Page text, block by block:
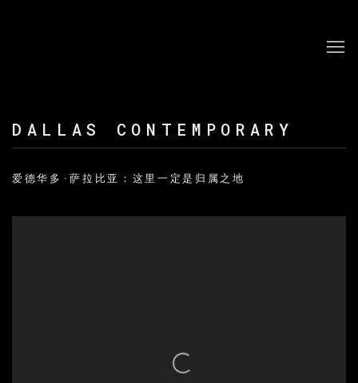
DALLAS CONTEMPORARY
爱德华多·萨拉比亚：这里一定是归属之地